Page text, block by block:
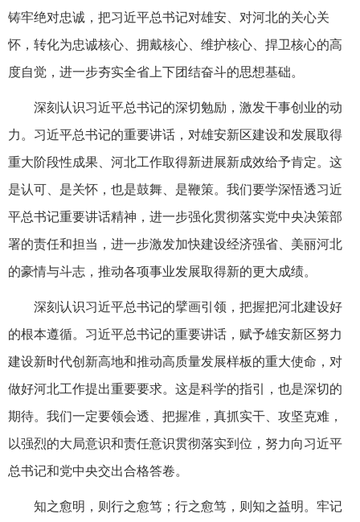
铸牢绝对忠诚，把习近平总书记对雄安、对河北的关心关
怀，转化为忠诚核心、拥戴核心、维护核心、捍卫核心的高
度自觉，进一步夯实全省上下团结奋斗的思想基础。
深刻认识习近平总书记的深切勉励，激发干事创业的动
力。习近平总书记的重要讲话，对雄安新区建设和发展取得
重大阶段性成果、河北工作取得新进展新成效给予肯定。这
是认可、是关怀，也是鼓舞、是鞭策。我们要学深悟透习近
平总书记重要讲话精神，进一步强化贯彻落实党中央决策部
署的责任和担当，进一步激发加快建设经济强省、美丽河北
的豪情与斗志，推动各项事业发展取得新的更大成绩。
深刻认识习近平总书记的擘画引领，把握把河北建设好
的根本遵循。习近平总书记的重要讲话，赋予雄安新区努力
建设新时代创新高地和推动高质量发展样板的重大使命，对
做好河北工作提出重要要求。这是科学的指引，也是深切的
期待。我们一定要领会透、把握准，真抓实干、攻坚克难，
以强烈的大局意识和责任意识贯彻落实到位，努力向习近平
总书记和党中央交出合格答卷。
知之愈明，则行之愈笃；行之愈笃，则知之益明。牢记